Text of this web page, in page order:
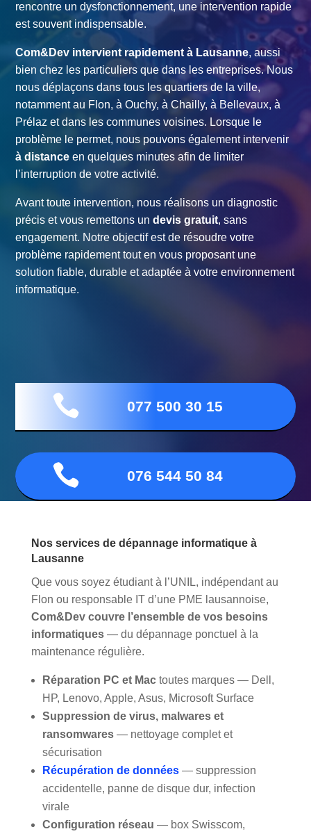
rencontre un dysfonctionnement, une intervention rapide
est souvent indispensable.
Com&Dev intervient rapidement à Lausanne, aussi
bien chez les particuliers que dans les entreprises. Nous
nous déplaçons dans tous les quartiers de la ville,
notamment au Flon, à Ouchy, à Chailly, à Bellevaux, à
Prélaz et dans les communes voisines. Lorsque le
problème le permet, nous pouvons également intervenir
à distance en quelques minutes afin de limiter
l’interruption de votre activité.
Avant toute intervention, nous réalisons un diagnostic
précis et vous remettons undevis gratuit, sans
engagement. Notre objectif est de résoudre votre
problème rapidement tout en vous proposant une
solution fiable, durable et adaptée à votre environnement
informatique.
 077 500 30 15
 076 544 50 84
Nos services de dépannage informatique à
Lausanne
Que vous soyez étudiant à l’UNIL, indépendant au
Flon ou responsable IT d’une PME lausannoise,
Com&Dev couvre l’ensemble de vos besoins
informatiques— du dépannage ponctuel à la
maintenance régulière.
Réparation PC et Mactoutes marques — Dell,
HP, Lenovo, Apple, Asus, Microsoft Surface
Suppression de virus, malwares et
ransomwares— nettoyage complet et
sécurisation
Récupération de données— suppression
accidentelle, panne de disque dur, infection
virale
Configuration réseau — box Swisscom,